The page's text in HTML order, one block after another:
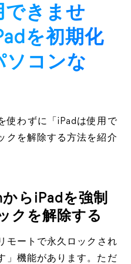
できませ
を初期化
ソコンな
使わずに「iPadは使用で
クを解除する方法を紹介
らiPadを強制
クを解除する
モートで永久ロックされ
」機能があります。ただ